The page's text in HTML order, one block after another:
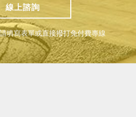
線上諮詢
填寫表單或直接撥打免付費專線